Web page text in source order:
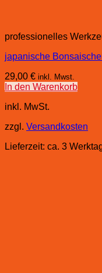
professionelles
japanische
29,00 € inkl. Mwst.
In den Warenkorb
inkl. MwSt.
zzgl. Versandkosten
Lieferzeit: ca. 3